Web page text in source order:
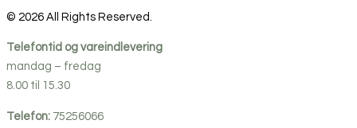
© 2026 All Rights Reserved.
Telefontid og vareindlevering
mandag – fredag
8.00 til 15.30
Telefon: 75256066